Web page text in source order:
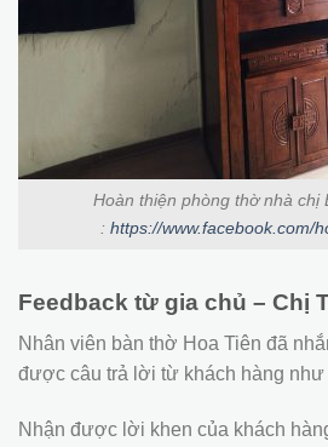
Hoàn thiện phòng thờ nhà chị
: https://www.facebook.com/
Feedback từ gia chủ – Chị
Nhân viên bàn thờ Hoa Tiên đã
được câu trả lời từ khách hàng như
Nhận được lời khen của khách